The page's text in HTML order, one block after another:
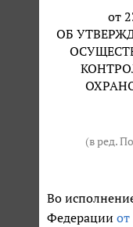
от
ОБ
(в ред.
Во
Федерации от